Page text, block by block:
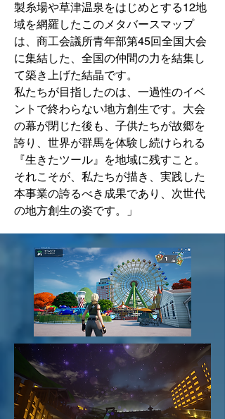
製糸場や草津温泉をはじめとする12地
域を網羅したこのメタバースマップ
は、商工会議所青年部第45回全国大会
に集結した、全国の仲間の力を結集し
て築き上げた結晶です。
私たちが目指したのは、一過性のイベ
ントで終わらない地方創生です。大会
の幕が閉じた後も、子供たちが故郷を
誇り、世界が群馬を体験し続けられる
『生きたツール』を地域に残すこと。
それこそが、私たちが描き、実践した
本事業の誇るべき成果であり、次世代
の地方創生の姿です。」